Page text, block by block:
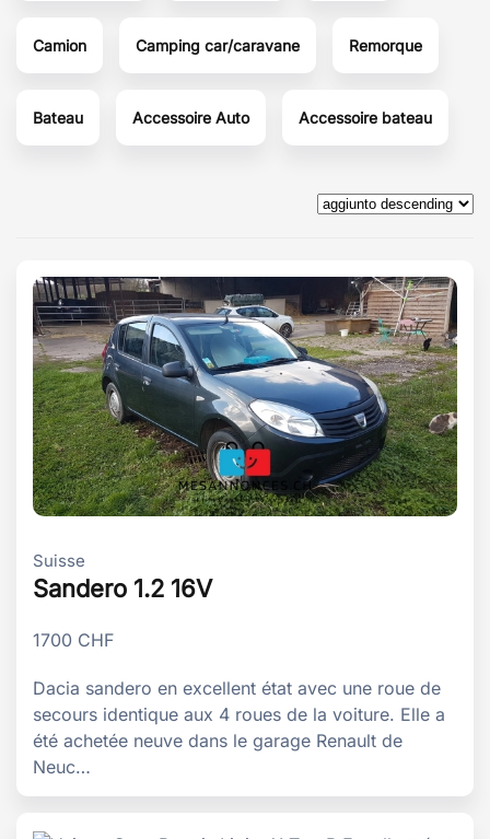
Camion Camping car/caravane Remorque
Bateau Accessoire Auto Accessoire bateau
Suisse
Sandero 1.2 16V
1700 CHF
Dacia sandero en excellent état avec une roue de
secours identique aux 4 roues de la voiture. Elle a
été achetée neuve dans le garage Renault de
Neuc…